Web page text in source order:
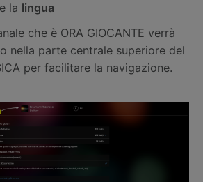
la lingua
che è ORA GIOCANTE verrà
nella parte centrale superiore del
per facilitare la navigazione.